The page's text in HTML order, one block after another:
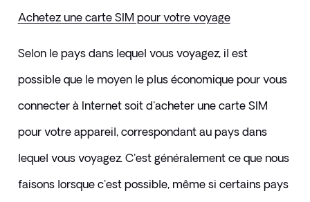
​Achetez une carte SIM pour votre voyage
Selon le pays dans lequel vous voyagez, il est
possible que le moyen le plus économique pour vous
connecter à Internet soit d'acheter une carte SIM
pour votre appareil, correspondant au pays dans
lequel vous voyagez. C'est généralement ce que nous
faisons lorsque c'est possible, même si certains pays